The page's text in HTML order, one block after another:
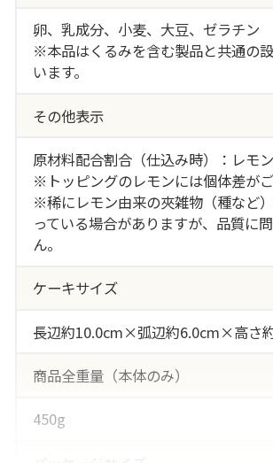
卵、乳成分、小麦、大豆、ゼラチン
※本品はくるみを含む製品と共通の
います。
その他表示
原材料配合割合（仕込み時）：レモ
※トッピングのレモンには個体差がご
※稀にレモン由来の夾雑物（種など
っている場合がありますが、品質に
ん。
ケーキサイズ
長辺約10.0cm×弧辺約6.0cm×高さ
商品全重量（本体のみ）
450g